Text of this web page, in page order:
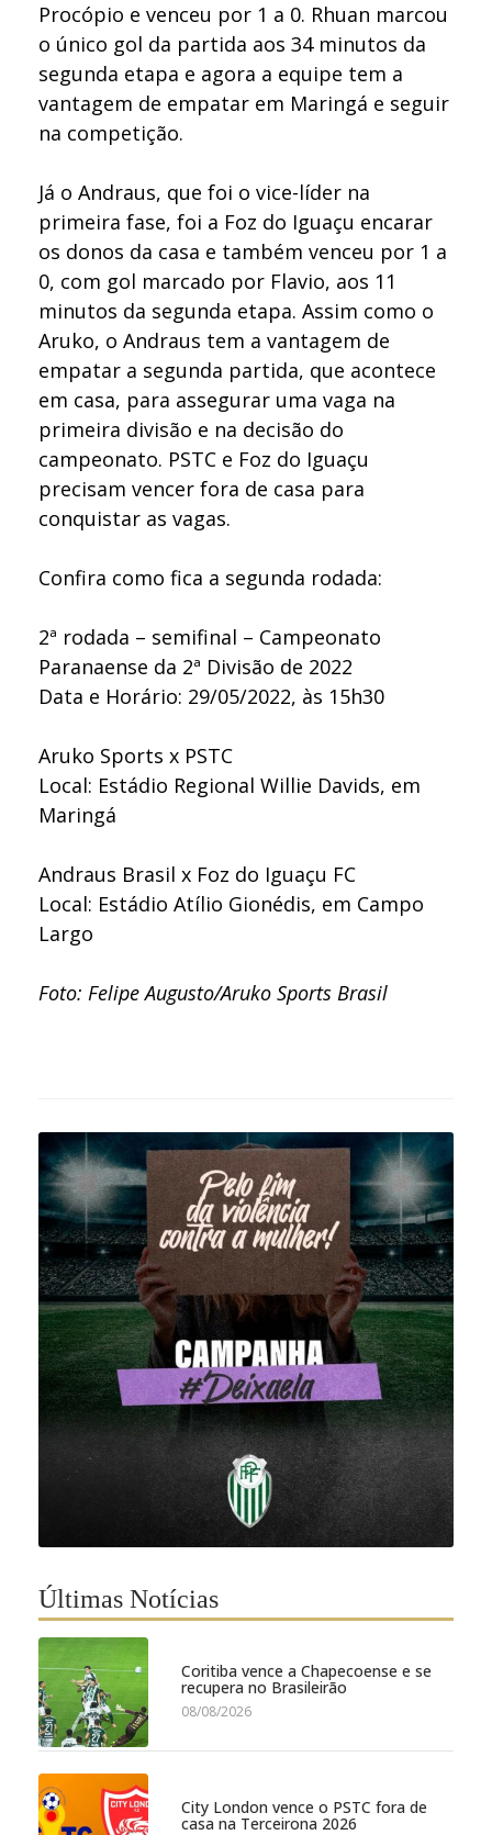
Procópio e venceu por 1 a 0. Rhuan marcou
o único gol da partida aos 34 minutos da
segunda etapa e agora a equipe tem a
vantagem de empatar em Maringá e seguir
na competição.
Já o Andraus, que foi o vice-líder na
primeira fase, foi a Foz do Iguaçu encarar
os donos da casa e também venceu por 1 a
0, com gol marcado por Flavio, aos 11
minutos da segunda etapa. Assim como o
Aruko, o Andraus tem a vantagem de
empatar a segunda partida, que acontece
em casa, para assegurar uma vaga na
primeira divisão e na decisão do
campeonato. PSTC e Foz do Iguaçu
precisam vencer fora de casa para
conquistar as vagas.
Confira como fica a segunda rodada:
2ª rodada – semifinal – Campeonato
Paranaense da 2ª Divisão de 2022
Data e Horário: 29/05/2022, às 15h30
Aruko Sports x PSTC
Local: Estádio Regional Willie Davids, em
Maringá
Andraus Brasil x Foz do Iguaçu FC
Local: Estádio Atílio Gionédis, em Campo
Largo
Foto: Felipe Augusto/Aruko Sports Brasil
Últimas Notícias
Coritiba vence a Chapecoense e se
recupera no Brasileirão
08/08/2026
City London vence o PSTC fora de
casa na Terceirona 2026